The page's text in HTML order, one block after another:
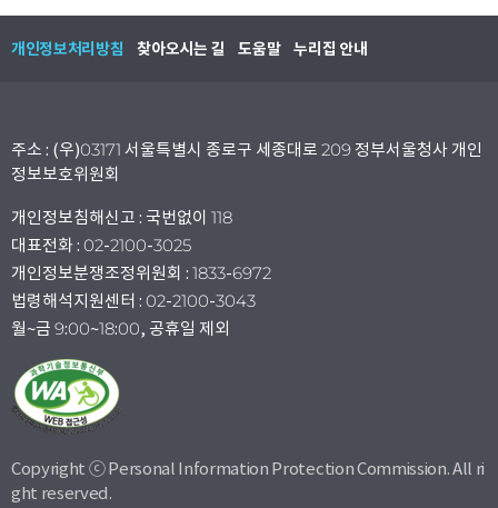
개인정보처리방침 찾아오시는 길 도움말 누리집 안내
주소 : (우)03171 서울특별시 종로구 세종대로 209 정부서울청사 개인
정보보호위원회
개인정보침해신고 : 국번없이 118
대표전화 : 02-2100-3025
개인정보분쟁조정위원회 : 1833-6972
법령해석지원센터 : 02-2100-3043
월~금 9:00~18:00, 공휴일 제외
Copyright ⓒ Personal Information Protection Commission. All ri
ght reserved.